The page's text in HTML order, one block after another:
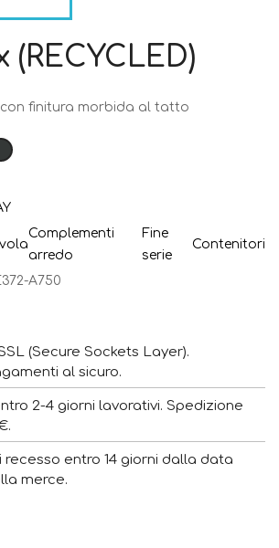
(RECYCLED)
con finitura morbida al tatto
Carbone
Complementi
arredo
Fine
serie
Contenitori
A750
(Secure Sockets Layer).
al sicuro.
2-4 giorni lavorativi. Spedizione
recesso entro 14 giorni dalla data
merce.